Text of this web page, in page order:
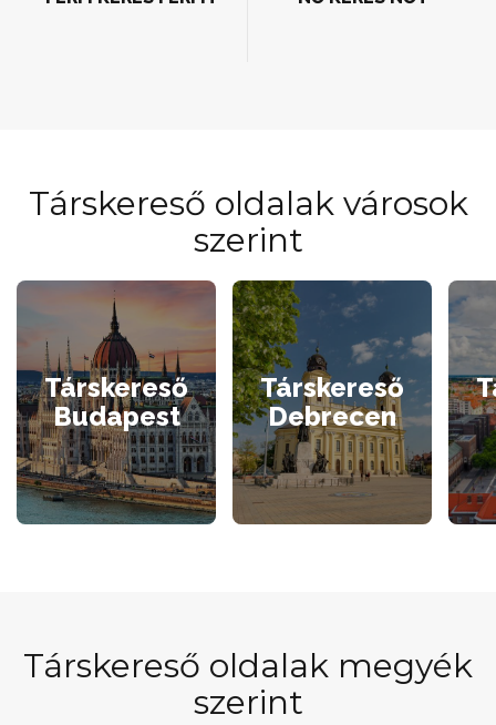
Társkereső oldalak városok
szerint
Társkereső
Budapest
Társkereső
Debrecen
Társkereső oldalak megyék
szerint